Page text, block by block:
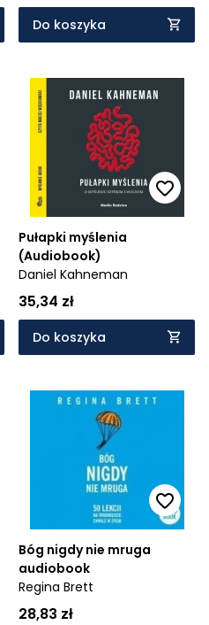
Do koszyka
Pułapki myślenia
(Audiobook)
Daniel Kahneman
35,34 zł
Do koszyka
Bóg nigdy nie mruga
audiobook
Regina Brett
28,83 zł